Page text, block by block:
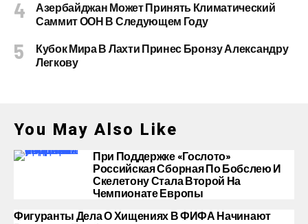
Азербайджан Может Принять Климатический
Саммит ООН В Следующем Году
Кубок Мира В Лахти Принес Бронзу Александру
Легкову
You May Also Like
При Поддержке «Гослото»
Российская Сборная По Бобслею И
Скелетону Стала Второй На
Чемпионате Европы
Фигуранты Дела О Хищениях В ФИФА Начинают